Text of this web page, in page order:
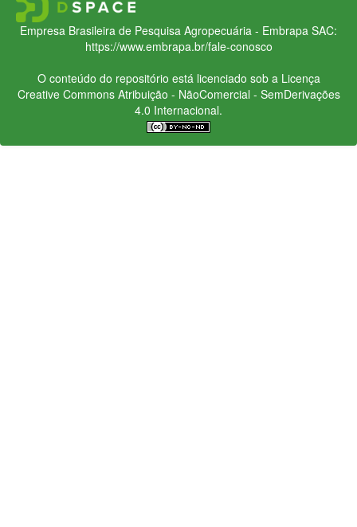
Empresa Brasileira de Pesquisa Agropecuária - Embrapa SAC:
https://www.embrapa.br/fale-conosco
O conteúdo do repositório está licenciado sob a Licença
Creative CommonsAtribuição - NãoComercial - SemDerivações
4.0 Internacional.